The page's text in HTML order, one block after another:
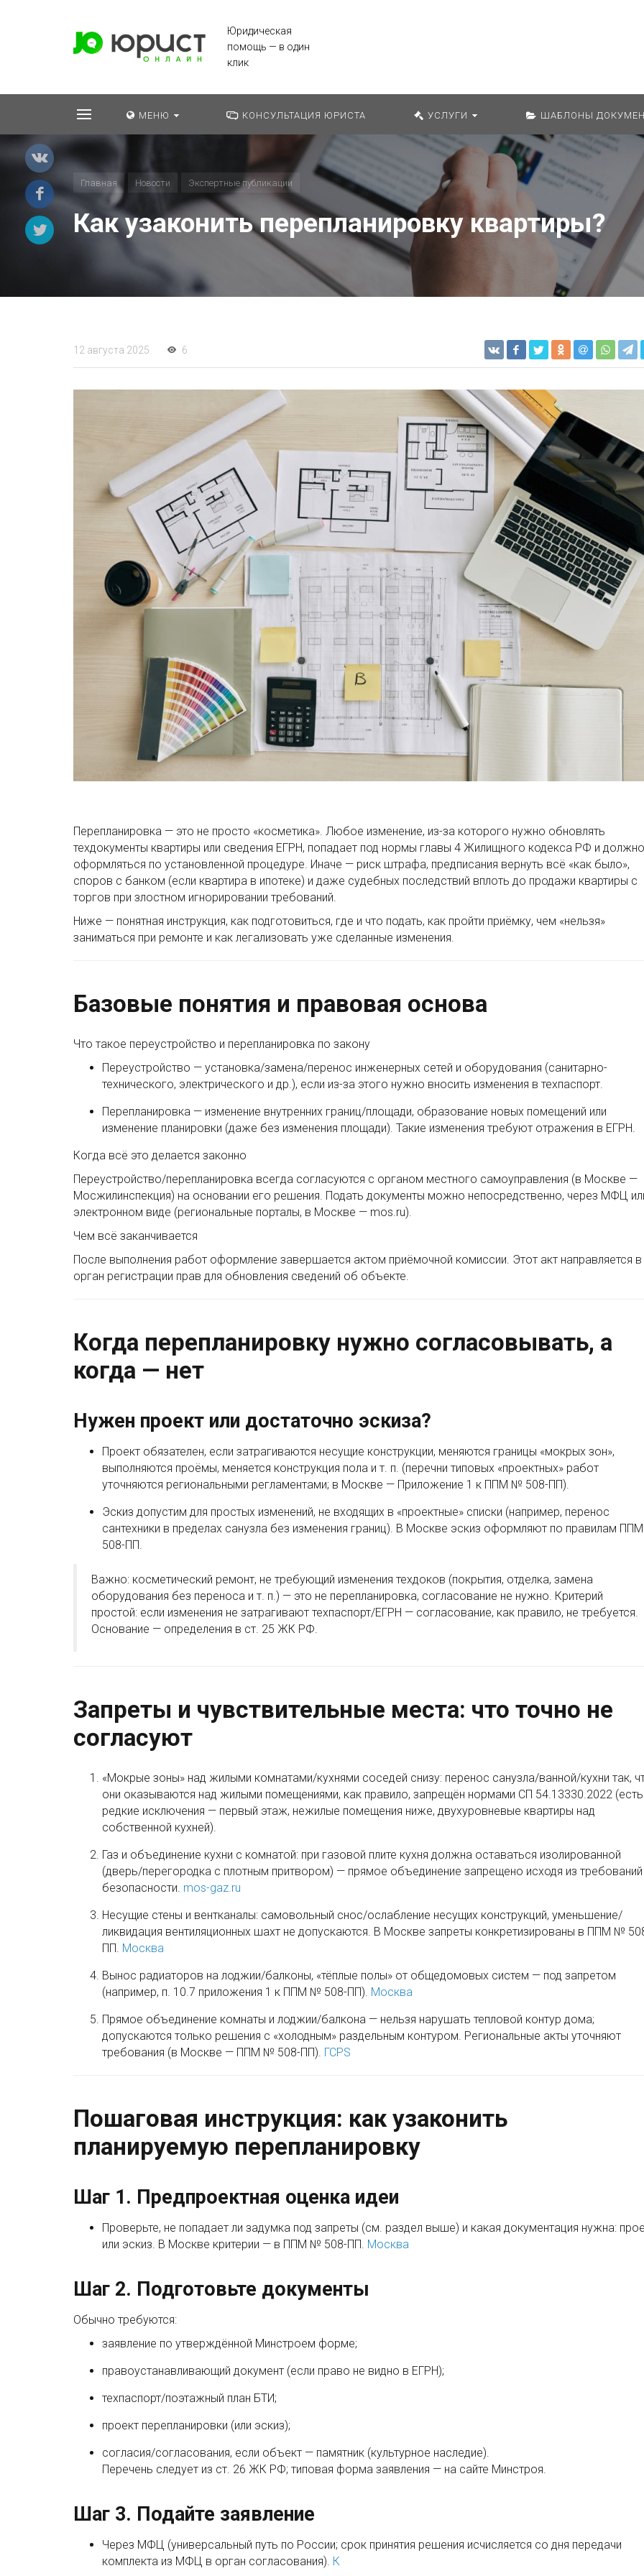
Юридическая
помощь — в один
клик
МЕНЮ КОНСУЛЬТАЦИЯ ЮРИСТА УСЛУГИ ШАБЛОНЫ
Главная Новости Экспертные публикации
Как узаконить перепланировку квартиры?
12 августа 2025 6
Перепланировка — это не просто «косметика». Любое изменение, из-за которого нужно обновлять
техдокументы квартиры или сведения ЕГРН, попадает под нормы главы 4 Жилищного кодекса РФ и должно
оформляться по установленной процедуре. Иначе — риск штрафа, предписания вернуть всё «как было»,
споров с банком (если квартира в ипотеке) и даже судебных последствий вплоть до продажи квартиры с
торгов при злостном игнорировании требований.
Ниже — понятная инструкция, как подготовиться, где и что подать, как пройти приёмку, чем «нельзя»
заниматься при ремонте и как легализовать уже сделанные изменения.
Базовые понятия и правовая основа
Что такое переустройство и перепланировка по закону
Переустройство — установка/замена/перенос инженерных сетей и оборудования (санитарно-
технического, электрического и др.), если из-за этого нужно вносить изменения в техпаспорт.
Перепланировка — изменение внутренних границ/площади, образование новых помещений или
изменение планировки (даже без изменения площади). Такие изменения требуют отражения в ЕГРН.
Когда всё это делается законно
Переустройство/перепланировка всегда согласуются с органом местного самоуправления (в Москве —
Мосжилинспекция) на основании его решения. Подать документы можно непосредственно, через МФЦ
электронном виде (региональные порталы, в Москве — mos.ru).
Чем всё заканчивается
После выполнения работ оформление завершается актом приёмочной комиссии. Этот акт направляется в
орган регистрации прав для обновления сведений об объекте.
Когда перепланировку нужно согласовывать, а
когда — нет
Нужен проект или достаточно эскиза?
Проект обязателен, если затрагиваются несущие конструкции, меняются границы «мокрых зон»,
выполняются проёмы, меняется конструкция пола и т. п. (перечни типовых «проектных» работ
уточняются региональными регламентами; в Москве — Приложение 1 к ППМ № 508-ПП).
Эскиз допустим для простых изменений, не входящих в «проектные» списки (например, перенос
сантехники в пределах санузла без изменения границ). В Москве эскиз оформляют по правилам
508-ПП.
Важно: косметический ремонт, не требующий изменения техдоков (покрытия, отделка, замена
оборудования без переноса и т. п.) — это не перепланировка, согласование не нужно. Критерий
простой: если изменения не затрагивают техпаспорт/ЕГРН — согласование, как правило, не требуется.
Основание — определения в ст. 25 ЖК РФ.
Запреты и чувствительные места: что точно не
согласуют
«Мокрые зоны» над жилыми комнатами/кухнями соседей снизу: перенос санузла/ванной/кухни так,
они оказываются над жилыми помещениями, как правило, запрещён нормами СП 54.13330.2022 (есть
редкие исключения — первый этаж, нежилые помещения ниже, двухуровневые квартиры над
собственной кухней).
Газ и объединение кухни с комнатой: при газовой плите кухня должна оставаться изолированной
(дверь/перегородка с плотным притвором) — прямое объединение запрещено исходя из требований
безопасности. mos-gaz.ru
Несущие стены и вентканалы: самовольный снос/ослабление несущих конструкций, уменьшение/
ликвидация вентиляционных шахт не допускаются. В Москве запреты конкретизированы в ППМ №
ПП. Москва
Вынос радиаторов на лоджии/балконы, «тёплые полы» от общедомовых систем — под запретом
(например, п. 10.7 приложения 1 к ППМ № 508-ПП). Москва
Прямое объединение комнаты и лоджии/балкона — нельзя нарушать тепловой контур дома;
допускаются только решения с «холодным» раздельным контуром. Региональные акты уточняют
требования (в Москве — ППМ № 508-ПП). ГСPS
Пошаговая инструкция: как узаконить
планируемую перепланировку
Шаг 1. Предпроектная оценка идеи
Проверьте, не попадает ли задумка под запреты (см. раздел выше) и какая документация нужна:
или эскиз. В Москве критерии — в ППМ № 508-ПП. Москва
Шаг 2. Подготовьте документы
Обычно требуются:
заявление по утверждённой Минстроем форме;
правоустанавливающий документ (если право не видно в ЕГРН);
техпаспорт/поэтажный план БТИ;
проект перепланировки (или эскиз);
согласия/согласования, если объект — памятник (культурное наследие).
Перечень следует из ст. 26 ЖК РФ; типовая форма заявления — на сайте Минстроя.
Шаг 3. Подайте заявление
Через МФЦ (универсальный путь по России; срок принятия решения исчисляется со дня передачи
комплекта из МФЦ в орган согласования). К